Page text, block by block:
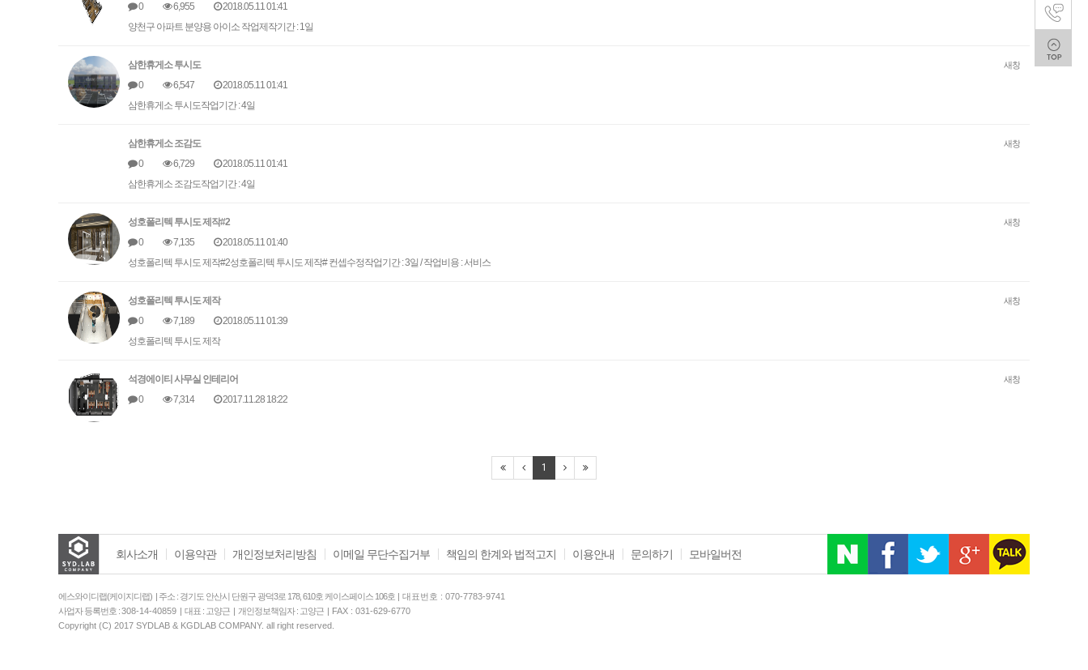
0
6,955
2018.05.11 01:41
양천구 아파트 분양용 아이소 작업제작기간 : 1일
새창
삼한휴게소 투시도
0
6,547
2018.05.11 01:41
삼한휴게소 투시도작업기간 : 4일
새창
삼한휴게소 조감도
0
6,729
2018.05.11 01:41
삼한휴게소 조감도작업기간 : 4일
새창
성호폴리텍 투시도 제작#2
0
7,135
2018.05.11 01:40
성호폴리텍 투시도 제작#2성호폴리텍 투시도 제작# 컨셉수정작업기간 : 3일 / 작업비용 : 서비스
새창
성호폴리텍 투시도 제작
0
7,189
2018.05.11 01:39
성호폴리텍 투시도 제작
새창
석경에이티 사무실 인테리어
0
7,314 2017.11.28 18:22
1
회사소개 이용약관 개인정보처리방침 이메일 무단수집거부 책임의 한계와 법적고지 이용안내 문의하기 모바일버전
에스와이디랩(케이지디랩) | 주소 : 경기도 안산시 단원구 광덕3로 178, 610호 케이스페이스 106호 | 대표번호 : 070-7783-9741
사업자 등록번호 :308-14-40859 | 대표 : 고양근 | 개인정보책임자 : 고양근 | FAX : 031-629-6770
Copyright (C) 2017 SYDLAB & KGDLAB COMPANY. all right reserved.